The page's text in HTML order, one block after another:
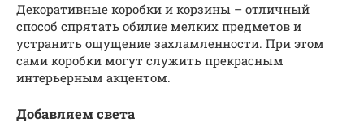
Декоративные коробки и корзины – отличный
способ спрятать обилие мелких предметов и
устранить ощущение захламленности. При этом
сами коробки могут служить прекрасным
интерьерным акцентом.
Добавляем света